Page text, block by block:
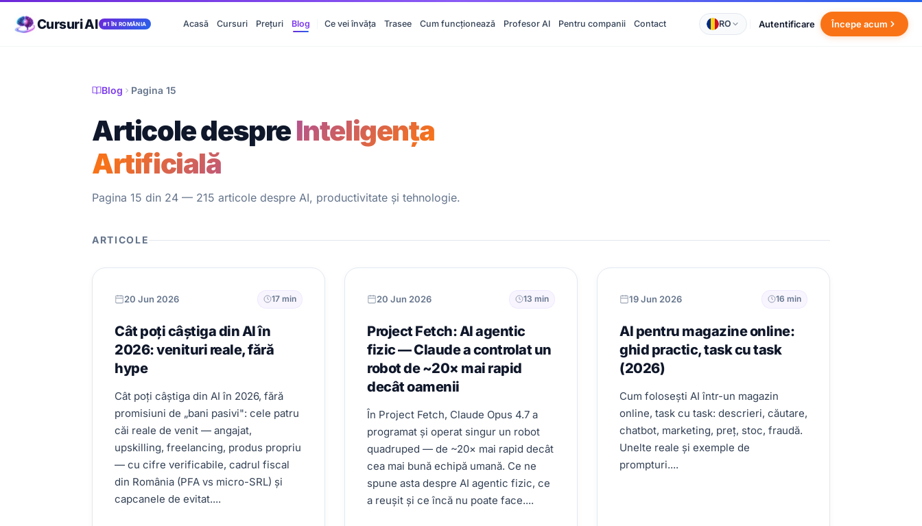
Cursuri AI #1 ÎN ROMÂNIA Acasă Cursuri Prețuri Blog Ce vei învăța Trasee Cum funcționează Profesor AI Pentru companii Contact RO Autentificare Începe acum
Blog Pagina 15
Articole despreInteligența
Artificială
Pagina 15 din 24 — 215 articole despre AI, productivitate și tehnologie.
ARTICOLE
20 Jun 2026 17 min
Cât poți câștiga din AI în
2026: venituri reale, fără
hype
Cât poți câștiga din AI în 2026, fără
promisiuni de „bani pasivi": cele patru
căi reale de venit — angajat,
upskilling, freelancing, produs propriu
— cu cifre verificabile, cadrul fiscal
din România (PFA vs micro-SRL) și
capcanele de evitat....
20 Jun 2026 13 min
Project Fetch: AI agentic
fizic — Claude a controlat un
robot de ~20× mai rapid
decât oamenii
În Project Fetch, Claude Opus 4.7 a
programat și operat singur un robot
quadruped — de ~20× mai rapid decât
cea mai bună echipă umană. Ce ne
spune asta despre AI agentic fizic, ce
a reușit și ce încă nu poate face....
19 Jun 2026 16 min
AI pentru magazine online:
ghid practic, task cu task
(2026)
Cum folosești AI într-un magazin
online, task cu task: descrieri, căutare,
chatbot, marketing, preț, stoc, fraudă.
Unelte reale și exemple de
prompturi....